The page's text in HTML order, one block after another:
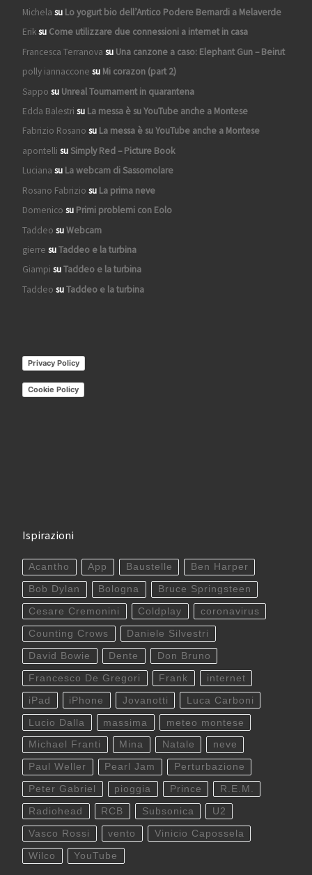
Michela su Lo yogurt bio dell’Antico Podere Bernardi a Melaverde
Eriksu Come utilizzare due connessioni a internet in casa
Francesca Terranova su Una canzone a caso: Elephant Gun – Beirut
polly iannaccone su Mi corazon (part 2)
Sappo su Unreal Tournament in quarantena
Edda Balestri su La messa è su YouTube anche a Montese
Fabrizio Rosano su La messa è su YouTube anche a Montese
apontelli suSimply Red – Picture Book
Luciana su La webcam di Sassomolare
Rosano Fabrizio su La prima neve
Domenico su Primi problemi con Eolo
Taddeo suWebcam
gierre suTaddeo e la turbina
Giampi suTaddeo e la turbina
Taddeo suTaddeo e la turbina
Privacy Policy
Cookie Policy
Ispirazioni
Acantho App Baustelle Ben Harper
Bob Dylan Bologna Bruce Springsteen
Cesare Cremonini Coldplay coronavirus
Counting Crows Daniele Silvestri
David Bowie Dente Don Bruno
Francesco De Gregori Frank internet
iPad iPhone Jovanotti Luca Carboni
Lucio Dalla massima meteo montese
Michael Franti Mina Natale neve
Paul Weller Pearl Jam Perturbazione
Peter Gabriel pioggia Prince R.E.M.
Radiohead RCB Subsonica U2
Vasco Rossi vento Vinicio Capossela
Wilco YouTube